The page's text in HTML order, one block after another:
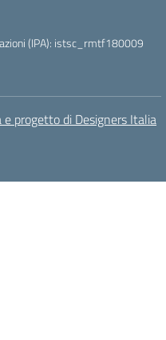
(IPA): istsc_rmtf180009
e progetto di Designers Italia